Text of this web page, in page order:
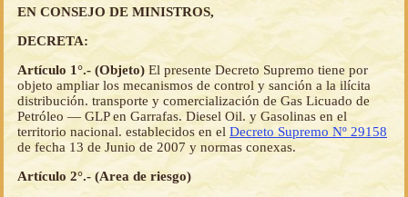
EN CONSEJO DE MINISTROS,
DECRETA:
Artículo 1°.- (Objeto) El presente Decreto Supremo tiene por
objeto ampliar los mecanismos de control y sanción a la ilícita
distribución. transporte y comercialización de Gas Licuado de
Petróleo — GLP en Garrafas. Diesel Oil. y Gasolinas en el
territorio nacional. establecidos en el Decreto Supremo Nº 29158
de fecha 13 de Junio de 2007 y normas conexas.
Artículo 2°.- (Area de riesgo)